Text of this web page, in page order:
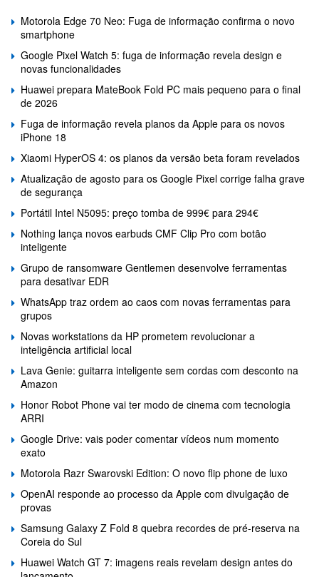
Motorola Edge 70 Neo: Fuga de informação confirma o novo
smartphone
Google Pixel Watch 5: fuga de informação revela design e
novas funcionalidades
Huawei prepara MateBook Fold PC mais pequeno para o final
de 2026
Fuga de informação revela planos da Apple para os novos
iPhone 18
Xiaomi HyperOS 4: os planos da versão beta foram revelados
Atualização de agosto para os Google Pixel corrige falha grave
de segurança
Portátil Intel N5095: preço tomba de 999€ para 294€
Nothing lança novos earbuds CMF Clip Pro com botão
inteligente
Grupo de ransomware Gentlemen desenvolve ferramentas
para desativar EDR
WhatsApp traz ordem ao caos com novas ferramentas para
grupos
Novas workstations da HP prometem revolucionar a
inteligência artificial local
Lava Genie: guitarra inteligente sem cordas com desconto na
Amazon
Honor Robot Phone vai ter modo de cinema com tecnologia
ARRI
Google Drive: vais poder comentar vídeos num momento
exato
Motorola Razr Swarovski Edition: O novo flip phone de luxo
OpenAI responde ao processo da Apple com divulgação de
provas
Samsung Galaxy Z Fold 8 quebra recordes de pré-reserva na
Coreia do Sul
Huawei Watch GT 7: imagens reais revelam design antes do